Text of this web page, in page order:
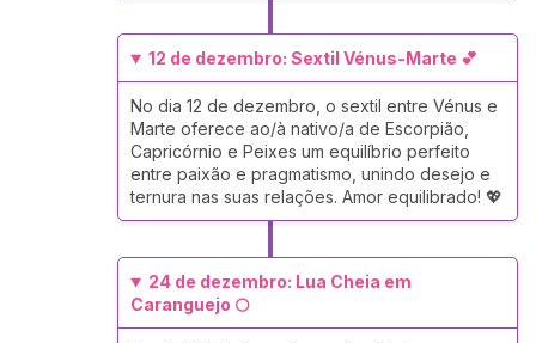
12 de dezembro: Sextil Vénus-Marte 💕
No dia 12 de dezembro, o sextil entre Vénus e
Marte oferece ao/à nativo/a de Escorpião,
Capricórnio e Peixes um equilíbrio perfeito
entre paixão e pragmatismo, unindo desejo e
ternura nas suas relações. Amor equilibrado! 💖
24 de dezembro: Lua Cheia em
Caranguejo 🌕